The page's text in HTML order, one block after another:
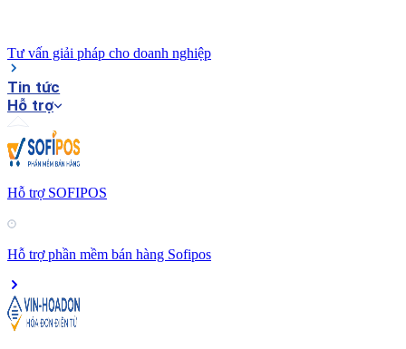
Tư vấn giải pháp cho doanh nghiệp
Tin tức
Hỗ trợ
Hỗ trợ SOFIPOS
Hỗ trợ phần mềm bán hàng Sofipos